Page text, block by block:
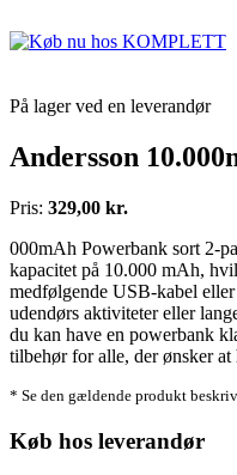
På lager ved en leverandør
Andersson
Pris: 329,00 kr.
000mAh Powerbank sort 2-
kapacitet på 10.000 mAh,
medfølgende USB-kabel
udendørs aktiviteter eller
du kan have en powerbank
tilbehør for alle, der ønsker at
* Se den gældende produkt
Køb hos leverandør